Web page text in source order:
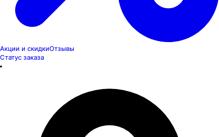
Акции и скидкиОтзывы
Статус заказа